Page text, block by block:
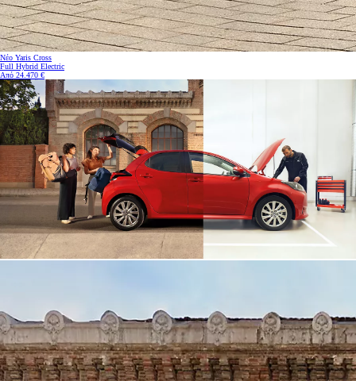
Νέο Yaris Cross
Full Hybrid Electric
Από 24.470 €